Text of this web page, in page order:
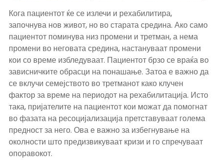
Кога пациентот ќе се излечи и рехабилитира,
започнува нов живот, но во старата средина. Ако само
пациентот поминува низ промени и третман, а нема
промени во неговата средина, настануваат промени
кои со време избледуваат. Пациентот брзо се враќа во
зависничките обрасци на понашање. Затоа е важно да
се вклучи семејството во третманот како клучен
фактор за време на периодот на рехабилитација. Исто
така, пријателите на пациентот кои можат да помогнат
во фазата на ресоцијализација претставуваат голема
предност за него. Ова е важно за избегнување на
околности што предизвикуваат кризи и го спречуваат
опоравокот.